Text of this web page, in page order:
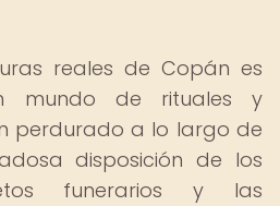
reales de Copán es
mundo de rituales y
perdurado a lo largo de
disposición de los
funerarios y las